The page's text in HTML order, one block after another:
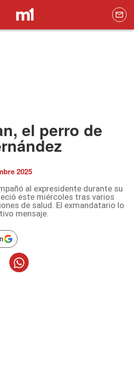
el perro de
2025
al expresidente durante su
este miércoles tras varios
de salud. El exmandatario lo
mensaje.